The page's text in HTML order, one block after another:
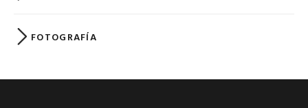
FOTOGRAFÍA